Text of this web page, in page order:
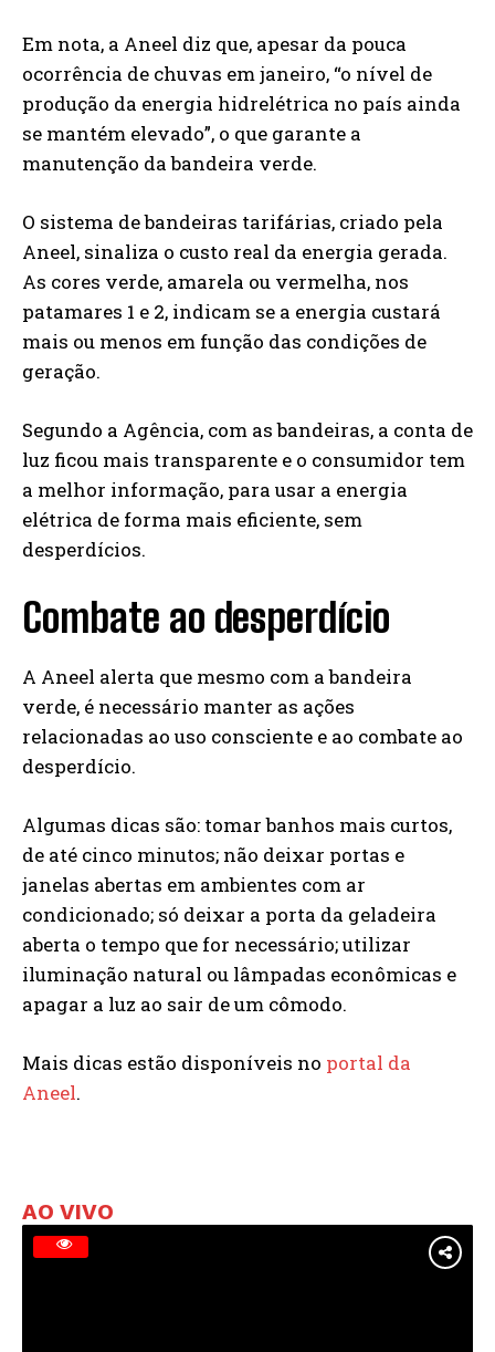
AO VIVO
Em nota, a Aneel diz que, apesar da pouca
ocorrência de chuvas em janeiro, “o nível de
produção da energia hidrelétrica no país ainda
se mantém elevado”, o que garante a
manutenção da bandeira verde.
O sistema de bandeiras tarifárias, criado pela
Aneel, sinaliza o custo real da energia gerada.
As cores verde, amarela ou vermelha, nos
patamares 1 e 2, indicam se a energia custará
mais ou menos em função das condições de
geração.
Segundo a Agência, com as bandeiras, a conta de
luz ficou mais transparente e o consumidor tem
a melhor informação, para usar a energia
elétrica de forma mais eficiente, sem
desperdícios.
Combate ao desperdício
A Aneel alerta que mesmo com a bandeira
verde, é necessário manter as ações
relacionadas ao uso consciente e ao combate ao
desperdício.
Algumas dicas são: tomar banhos mais curtos,
de até cinco minutos; não deixar portas e
janelas abertas em ambientes com ar
condicionado; só deixar a porta da geladeira
aberta o tempo que for necessário; utilizar
iluminação natural ou lâmpadas econômicas e
apagar a luz ao sair de um cômodo.
Mais dicas estão disponíveis no portal da
Aneel.